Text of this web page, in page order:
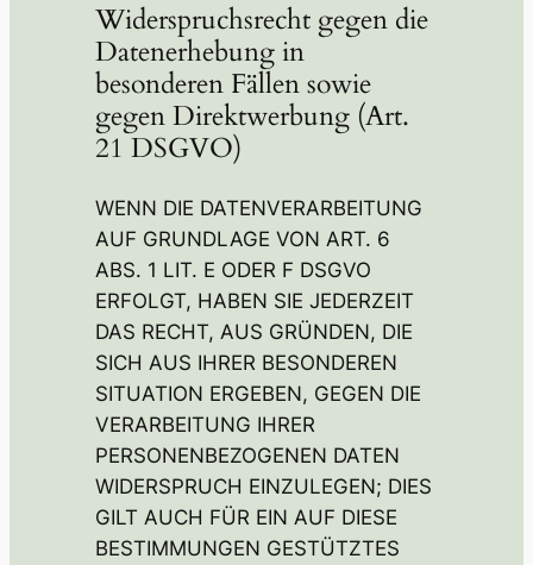
Widerspruchsrecht gegen die
Datenerhebung in
besonderen Fällen sowie
gegen Direktwerbung (Art.
21 DSGVO)
WENN DIE DATENVERARBEITUNG
AUF GRUNDLAGE VON ART. 6
ABS. 1 LIT. E ODER F DSGVO
ERFOLGT, HABEN SIE JEDERZEIT
DAS RECHT, AUS GRÜNDEN, DIE
SICH AUS IHRER BESONDEREN
SITUATION ERGEBEN, GEGEN DIE
VERARBEITUNG IHRER
PERSONENBEZOGENEN DATEN
WIDERSPRUCH EINZULEGEN; DIES
GILT AUCH FÜR EIN AUF DIESE
BESTIMMUNGEN GESTÜTZTES